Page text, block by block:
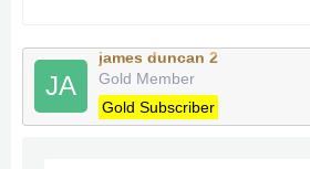
JA
james duncan 2
Gold Member
Gold Subscriber